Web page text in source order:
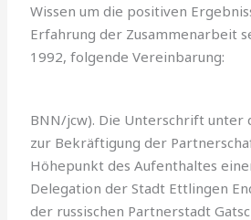
Wissen um die positiven
Erfahrung der Zusammenarbeit
1992, folgende Vereinbarung:
BNN/jcw). Die Unterschrift unter
zur Bekräftigung der
Höhepunkt des Aufenthaltes
Delegation der Stadt Ettlingen
der russischen Partnerstadt